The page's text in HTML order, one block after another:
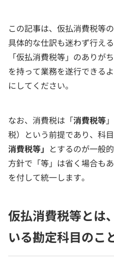
この記事は、仮払消費税等
具体的な仕訳も迷わず行え
「仮払消費税等」のありが
を持って業務を遂行できる
にしてください。
なお、消費税は「消費税等
税）という前提であり、科
消費税等」 とするのが一般
方針で「等」は省く場合も
を付して統一します。
仮払消費税等とは
いる勘定科目のこ